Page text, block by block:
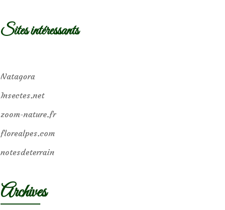
Sites intéressants
Natagora
Insectes.net
zoom-nature.fr
florealpes.com
notesdeterrain
Archives